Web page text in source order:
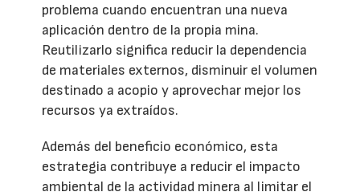
problema cuando encuentran una nueva
aplicación dentro de la propia mina.
Reutilizarlo significa reducir la dependencia
de materiales externos, disminuir el volumen
destinado a acopio y aprovechar mejor los
recursos ya extraídos.
Además del beneficio económico, esta
estrategia contribuye a reducir el impacto
ambiental de la actividad minera al limitar el